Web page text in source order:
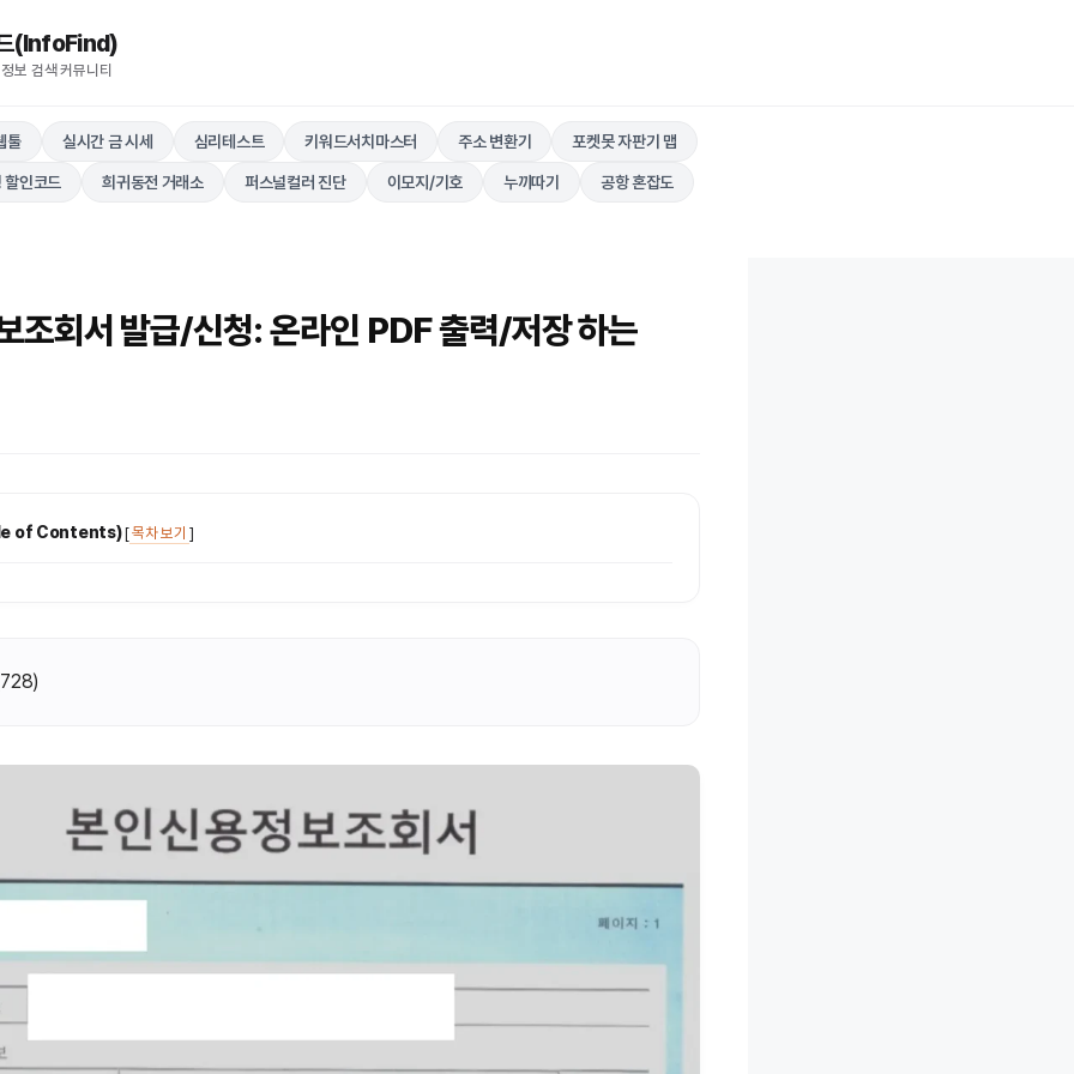
(InfoFind)​​​​
보 검색 커뮤니티
툴 실시간 금 시세 심리테스트 키워드서치마스터 주소 변환기 포켓못 자판기 맵
할인코드 희귀동전 거래소 퍼스널컬러 진단 이모지/기호 누끼따기 공항 혼잡도
발급/신청: 온라인 PDF 출력/저장 하는
of Contents)[목차 보기 ]
728)